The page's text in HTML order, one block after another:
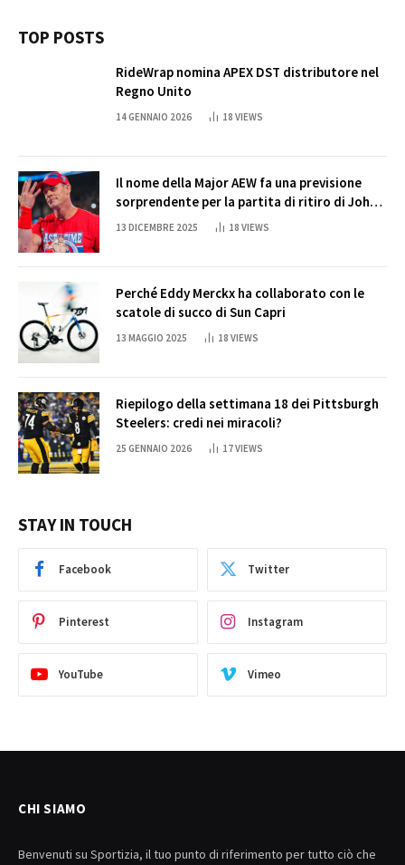
TOP POSTS
RideWrap nomina APEX DST distributore nel
Regno Unito
14 GENNAIO 2026 18 VIEWS
Il nome della Major AEW fa una previsione
sorprendente per la partita di ritiro di John
Cena
13 DICEMBRE 2025 18 VIEWS
Perché Eddy Merckx ha collaborato con le
scatole di succo di Sun Capri
13 MAGGIO 2025 18 VIEWS
Riepilogo della settimana 18 dei Pittsburgh
Steelers: credi nei miracoli?
25 GENNAIO 2026 17VIEWS
STAY IN TOUCH
Facebook Twitter
Pinterest Instagram
YouTube Vimeo
CHI SIAMO
Benvenuti su Sportizia, il tuo punto di riferimento per tutto ciò che